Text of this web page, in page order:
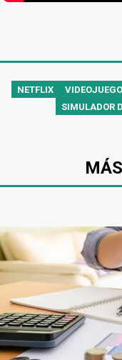
NETFLIX
SIMULADOR